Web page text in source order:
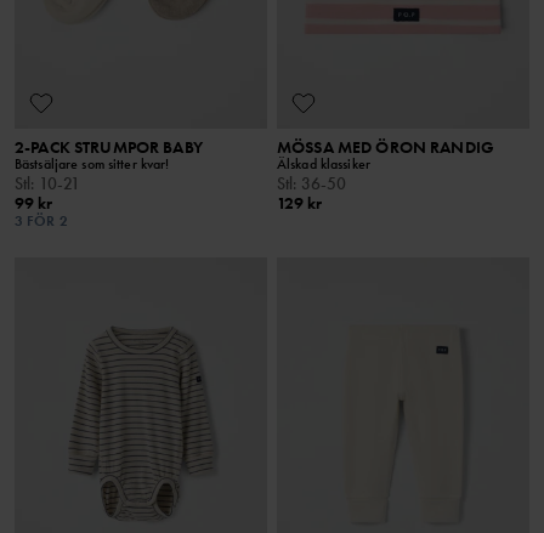
2-PACK STRUMPOR BABY
Bästsäljare som sitter kvar!
Stl: 10-21
99 kr
3 FÖR 2
MÖSSA MED ÖRON RANDIG
Älskad klassiker
Stl: 36-50
129 kr